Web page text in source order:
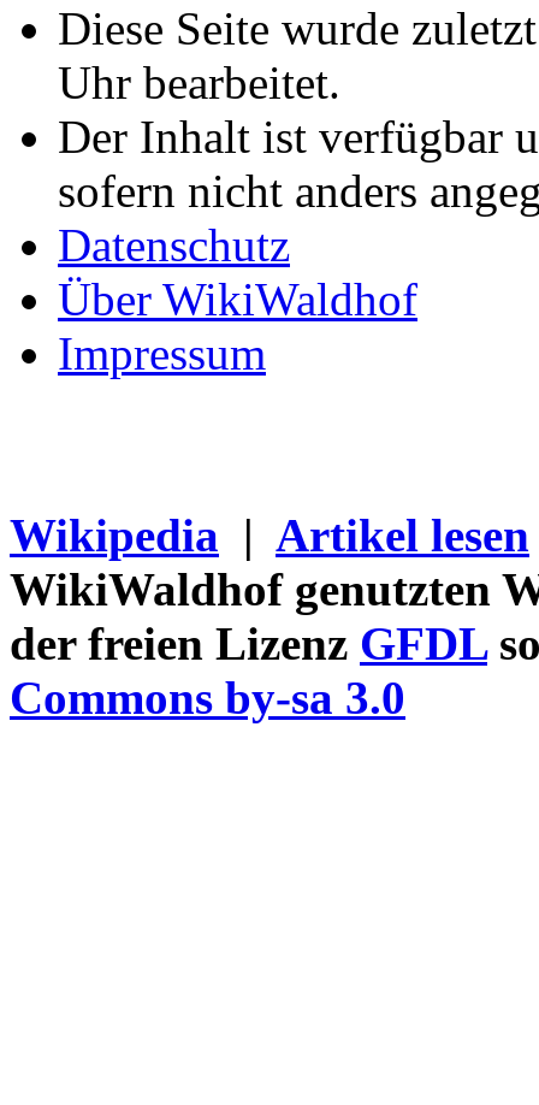
Diese Seite wurde
Uhr bearbeitet.
Der Inhalt ist verfügbar
sofern nicht anders
Datenschutz
Über WikiWaldhof
Impressum
Wikipedia | Artikel lesen
WikiWaldhof genutzten
der freien Lizenz GFDL
Commons by-sa 3.0